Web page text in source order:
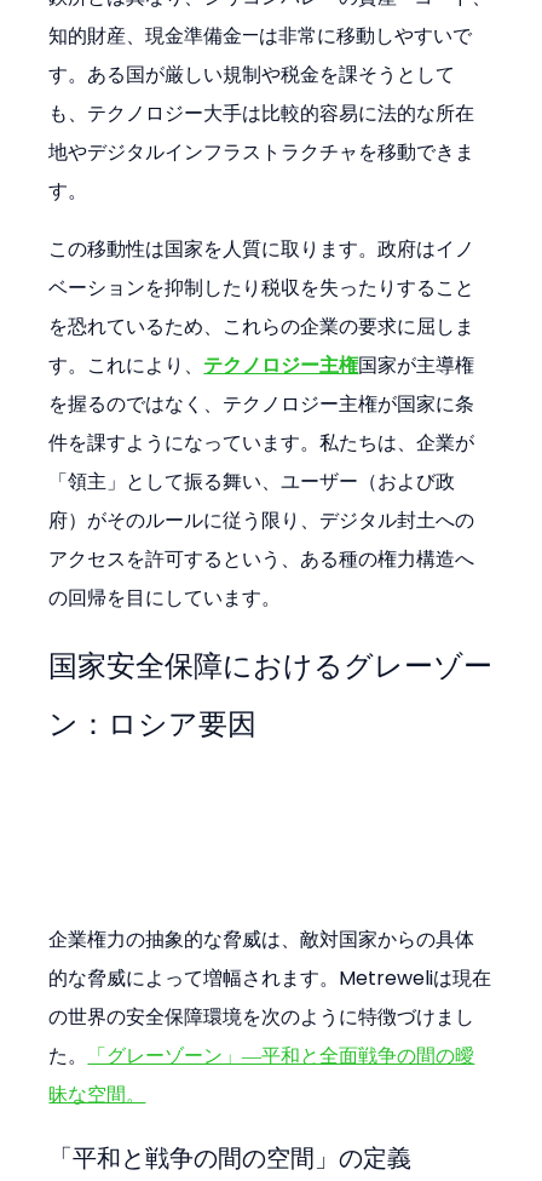
知的財産、現金準備金—は非常に移動しやすいで
す。ある国が厳しい規制や税金を課そうとして
も、テクノロジー大手は比較的容易に法的な所在
地やデジタルインフラストラクチャを移動できま
す。
この移動性は国家を人質に取ります。政府はイノ
ベーションを抑制したり税収を失ったりすること
を恐れているため、これらの企業の要求に屈しま
す。これにより、 テクノロジー主権国家が主導権
を握るのではなく、テクノロジー主権が国家に条
件を課すようになっています。私たちは、企業が
「領主」として振る舞い、ユーザー（および政
府）がそのルールに従う限り、デジタル封土への
アクセスを許可するという、ある種の権力構造へ
の回帰を目にしています。
国家安全保障におけるグレーゾー
ン：ロシア要因
企業権力の抽象的な脅威は、敵対国家からの具体
的な脅威によって増幅されます。Metreweliは現在
の世界の安全保障環境を次のように特徴づけまし
た。
「グレーゾーン」―平和と全面戦争の間の曖
昧な空間。
「平和と戦争の間の空間」の定義